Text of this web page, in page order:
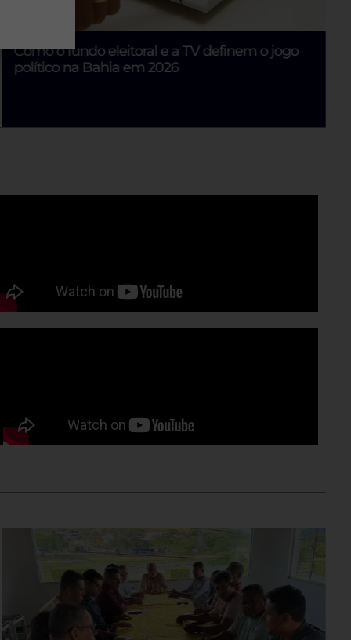
Como o fundo eleitoral e a TV definem o jogo
político na Bahia em 2026